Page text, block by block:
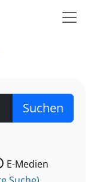
Sie suchen wollen.
E-Medien